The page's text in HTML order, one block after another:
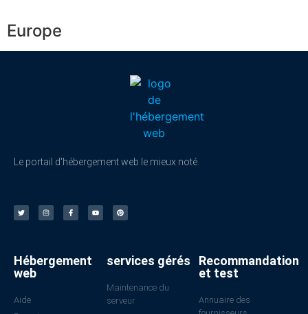
Europe
Le portail d'hébergement web le mieux noté.
Hébergement
web
Aide
services gérés
Maintenance du
serveur
Recommandation
et test
Annuaire des